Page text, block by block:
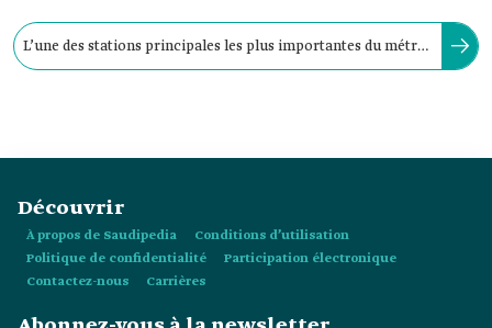
L’une des stations principales les plus importantes du métro
Découvrir
À propos de Saudipedia
Conditions d’utilisation
Politique de confidentialité
Participation électronique
Contactez-nous
Carrières